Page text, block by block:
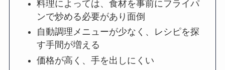
料理によっては、食材を事前にフライパ
ンで炒める必要があり面倒
自動調理メニューが少なく、レシピを探
す手間が増える
価格が高く、手を出しにくい